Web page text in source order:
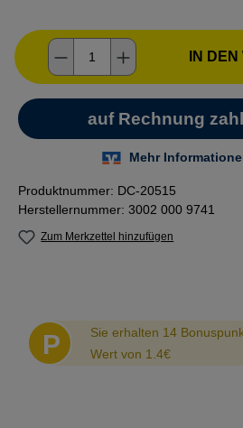
Produkt Anzahl: Gib
IN
Produktnummer: DC-20515
Herstellernummer: 3002 000 9741
Zum Merkzettel hinzufügen
P
Sie erhalten 14
Wert von 1.4€